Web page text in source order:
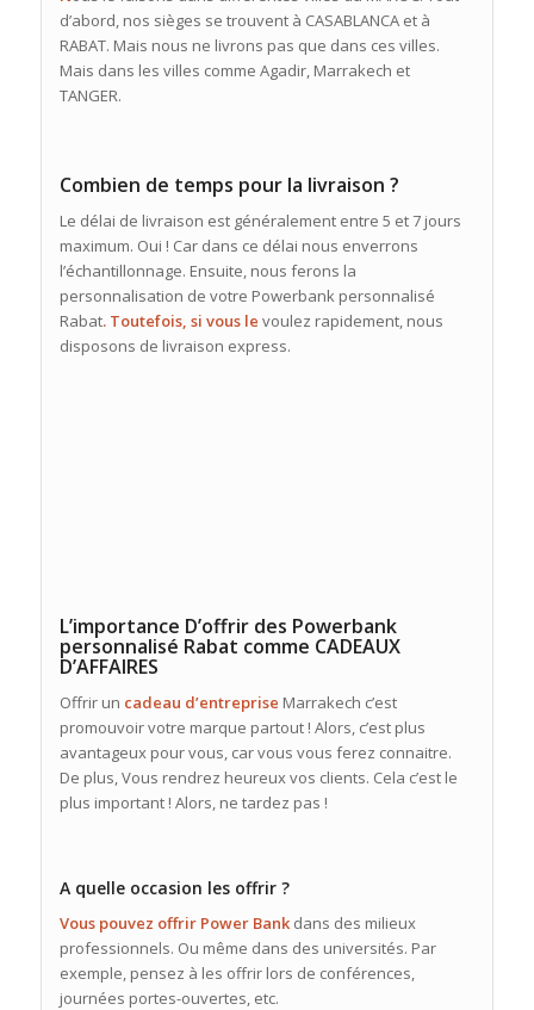
d’abord, nos sièges se trouvent à CASABLANCA et à
RABAT. Mais nous ne livrons pas que dans ces villes.
Mais dans les villes comme Agadir, Marrakech et
TANGER.
Combien de temps pour la livraison ?
Le délai de livraison est généralement entre 5 et 7 jours
maximum. Oui ! Car dans ce délai nous enverrons
l’échantillonnage. Ensuite, nous ferons la
personnalisation de votre Powerbank personnalisé
Rabat. Toutefois, si vous le voulez rapidement, nous
disposons de livraison express.
L’importance D’offrir des Powerbank
personnalisé Rabat comme CADEAUX
D’AFFAIRES
Offrir un cadeau d’entreprise Marrakech c’est
promouvoir votre marque partout ! Alors, c’est plus
avantageux pour vous, car vous vous ferez connaitre.
De plus, Vous rendrez heureux vos clients. Cela c’est le
plus important ! Alors, ne tardez pas !
A quelle occasion les offrir ?
Vous pouvez offrir Power Bank dans des milieux
professionnels. Ou même dans des universités. Par
exemple, pensez à les offrir lors de conférences,
journées portes-ouvertes, etc.